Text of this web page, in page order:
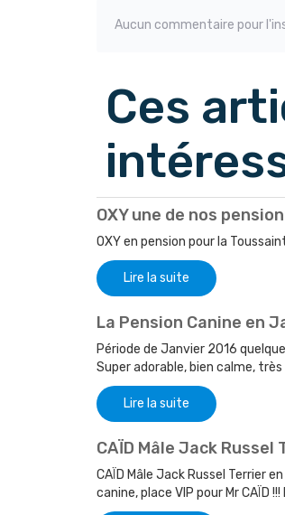
Aucun commentaire pour
Ces
OXY une de nos
OXY en pension pour la
Lire la suite
La Pension Canine en
Période de Janvier 2016
Super adorable, bien calme,
Lire la suite
CAÏD Mâle Jack Russel
CAÏD Mâle Jack Russel Terrier
canine, place VIP pour Mr CAÏD